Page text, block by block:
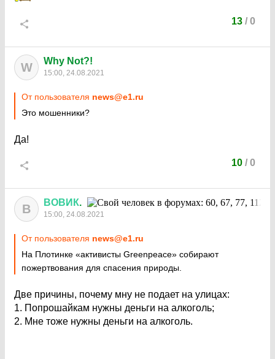
13 / 0
W Why Not?!
15:00, 24.08.2021
От пользователя news@e1.ru
Это мошенники?
Да!
10 / 0
В ВОВИК.
15:00, 24.08.2021
От пользователя news@e1.ru
На Плотинке «активисты Greenpeace» собирают
пожертвования для спасения природы.
Две причины, почему мну не подает на улицах:
1. Попрошайкам нужны деньги на алкоголь;
2. Мне тоже нужны деньги на алкоголь.